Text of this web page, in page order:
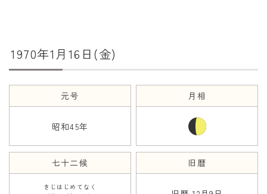
二十八宿
二十七宿
誕生シンボル
年齢と学年
年齢・干支
子供のお祝い
1970年1月16日(金)
元号
昭和45年
月相
七十二候
きじはじめてなく
旧暦